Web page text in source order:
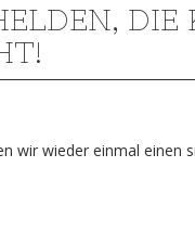
DIE
wir wieder einmal einen